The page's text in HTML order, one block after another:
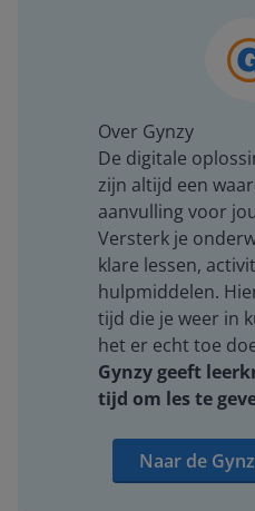
Over Gynzy
De digitale
zijn altijd een
aanvulling voor
Versterk je
klare lessen,
hulpmiddelen.
tijd die je weer in
het er echt toe
Gynzy geeft
tijd om les te
Naar de